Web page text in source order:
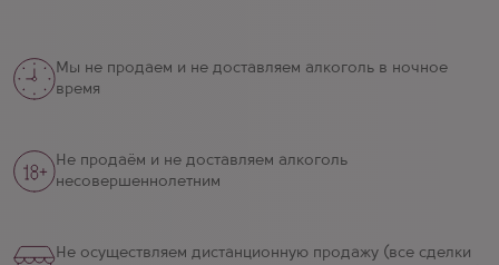
Мы не продаем и не доставляем алкоголь в ночное
время
Не продаём и не доставляем алкоголь
несовершеннолетним
Не осуществляем дистанционную продажу (все сделки